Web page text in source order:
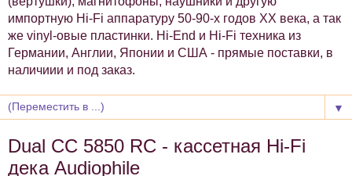
импортную Hi-Fi аппаратуру 50-90-х годов XX века, а так
же vinyl-овые пластинки. Hi-End и Hi-Fi техника из
Германии, Англии, Японии и США - прямые поставки, в
наличиии и под заказ.
▼
Dual CC 5850 RC - кассетная Hi-Fi
дека Audiophile